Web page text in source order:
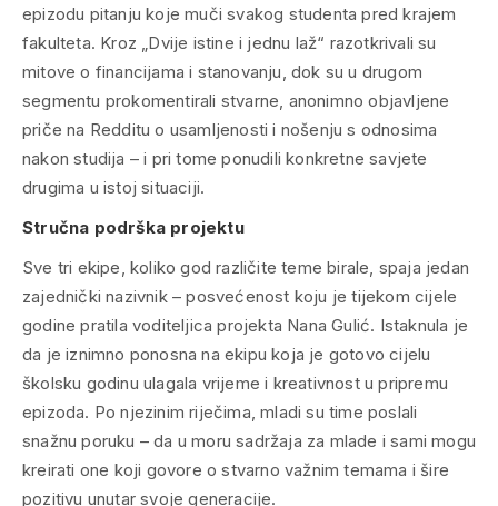
epizodu pitanju koje muči svakog studenta pred krajem
fakulteta. Kroz „Dvije istine i jednu laž“ razotkrivali su
mitove o financijama i stanovanju, dok su u drugom
segmentu prokomentirali stvarne, anonimno objavljene
priče na Redditu o usamljenosti i nošenju s odnosima
nakon studija – i pri tome ponudili konkretne savjete
drugima u istoj situaciji.
Stručna podrška projektu
Sve tri ekipe, koliko god različite teme birale, spaja jedan
zajednički nazivnik – posvećenost koju je tijekom cijele
godine pratila voditeljica projekta Nana Gulić. Istaknula je
da je iznimno ponosna na ekipu koja je gotovo cijelu
školsku godinu ulagala vrijeme i kreativnost u pripremu
epizoda. Po njezinim riječima, mladi su time poslali
snažnu poruku – da u moru sadržaja za mlade i sami mogu
kreirati one koji govore o stvarno važnim temama i šire
pozitivu unutar svoje generacije.